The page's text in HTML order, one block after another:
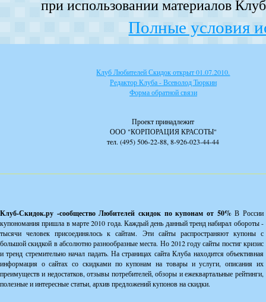
при использовании материалов
Полные условия
Клуб Любителей Скидок открыт 01.07.2010.
Редактор Клуба - Всеволод Тюркин
Форма обратной связи
Проект принадлежит
ООО "КОРПОРАЦИЯ КРАСОТЫ"
тел. (495) 506-22-88, 8-926-023-44-44
Клуб-Скидок.ру -сообщество Любителей скидок по купонам от 50%В России
купономания пришла в марте 2010 года. Каждый день данный тренд набирал обороты -
тысячи человек присоединялось к сайтам. Эти сайты распространяют купоны с
большой скидкой в абсолютно разнообразные места. Но 2012 году сайты постиг кризис
и тренд стремительно начал падать. На страницах сайта Клуба находится объективная
информация о сайтах со скидками по купонам на товары и услуги, описания их
преимуществ и недостатков, отзывы потребителей, обзоры и ежеквартальные рейтинги,
полезные и интересные статьи, архив предложений купонов на скидки.